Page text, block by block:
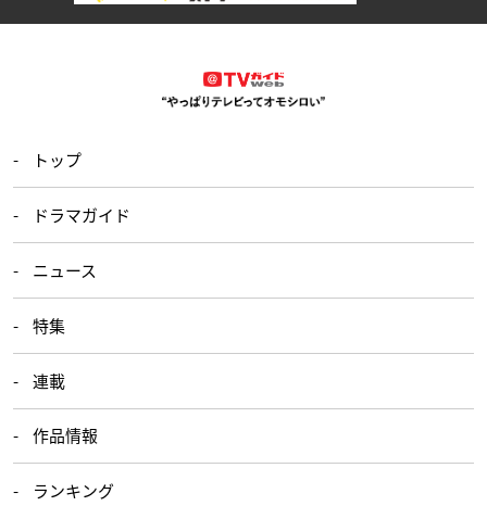
トップ
ドラマガイド
ニュース
特集
連載
作品情報
ランキング